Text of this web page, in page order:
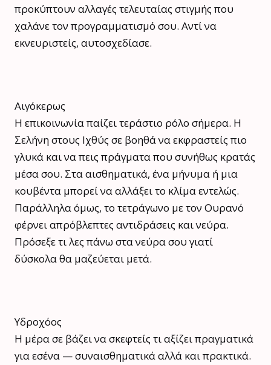
προκύπτουν αλλαγές τελευταίας στιγμής που
χαλάνε τον προγραμματισμό σου. Αντί να
εκνευριστείς, αυτοσχεδίασε.
Αιγόκερως
Η επικοινωνία παίζει τεράστιο ρόλο σήμερα. Η
Σελήνη στους Ιχθύς σε βοηθά να εκφραστείς πιο
γλυκά και να πεις πράγματα που συνήθως κρατάς
μέσα σου. Στα αισθηματικά, ένα μήνυμα ή μια
κουβέντα μπορεί να αλλάξει το κλίμα εντελώς.
Παράλληλα όμως, το τετράγωνο με τον Ουρανό
φέρνει απρόβλεπτες αντιδράσεις και νεύρα.
Πρόσεξε τι λες πάνω στα νεύρα σου γιατί
δύσκολα θα μαζεύεται μετά.
Υδροχόος
Η μέρα σε βάζει να σκεφτείς τι αξίζει πραγματικά
για εσένα — συναισθηματικά αλλά και πρακτικά.